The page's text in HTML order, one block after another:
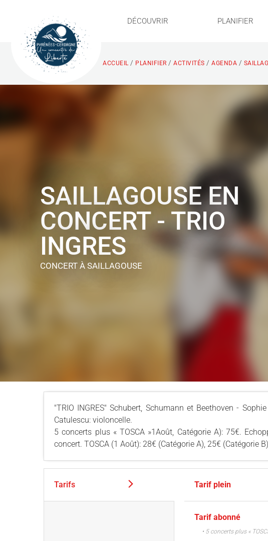
DÉCOUVRIR PLANIFIER
ACCUEIL / PLANIFIER / ACTIVITÉS / AGENDA /
SAILLAGOUSE EN
CONCERT - TRIO
INGRES
CONCERT À SAILLAGOUSE
"TRIO INGRES" Schubert, Schumann et Beethoven -
Catulescu: violoncelle.
5 concerts plus « TOSCA »1Août, Catégorie A): 75€.
concert. TOSCA (1 Août): 28€ (Catégorie A), 25€ (Catégorie B)
Tarifs Tarif plein
Tarif abonné
• 5 concerts plus «